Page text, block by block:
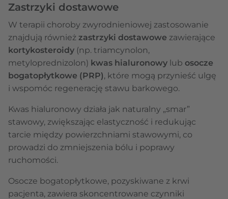
Zastrzyki dostawowe
W terapii choroby zwyrodnieniowej zastosowanie
znajdują również zastrzyki dostawowe zawierające
kortykosteroidy (np. triamcynolon,
metyloprednizolon) kwas hialuronowy lub osocze
bogatopłytkowe (PRP), które mogą przynieść ulgę
i wspomóc regenerację stawu barkowego.
Kwas hialuronowy działa jak naturalny „smar”
stawowy, zwiększając elastyczność i redukując
tarcie między powierzchniami stawowymi, co
prowadzi do zmniejszenia bólu i poprawy
ruchomości.
Osocze bogatopłytkowe, pozyskiwane z krwi
pacjenta, zawiera skoncentrowane czynniki